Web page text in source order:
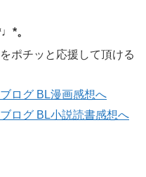
。
ポチッと応援して頂ける